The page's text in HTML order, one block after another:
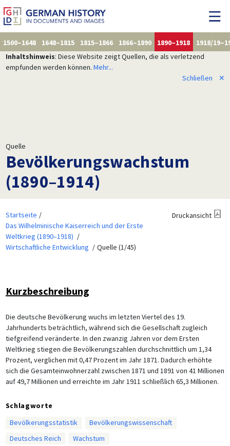
1500–1648 1648–1815 1815–1866 1866–1890 1890–1918
1918/
Inhaltshinweis: Diese Website zeigt Quellen, die als verletzend
empfunden werden können. Mehr...
Schließen
✕
Quelle
Bevölkerungswachstum
(1890–1914)
Startseite
Das Wilhelminische Kaiserreich und der Erste
Weltkrieg (1890–1918)
Wirtschaftliche Entwicklung
Quelle (1/45)
Druckansicht
Kurzbeschreibung
Die deutsche Bevölkerung wuchs im letzten Viertel des 19.
Jahrhunderts beträchtlich, während sich die Gesellschaft zugleich
tiefgreifend veränderte. In den zwanzig Jahren vor dem Ersten
Weltkrieg stiegen die Bevölkerungszahlen durchschnittlich um 1,34
Prozent, verglichen mit 0,47 Prozent im Jahr 1871. Dadurch erhöhte
sich die Gesamteinwohnerzahl zwischen 1871 und 1891 von 41 Millionen
auf 49,7 Millionen und erreichte im Jahr 1911 schließlich 65,3 Millionen.
Schlagworte
Bevölkerungsstatistik
Bevölkerungswissenschaft
Deutsches Reich
Wachstum